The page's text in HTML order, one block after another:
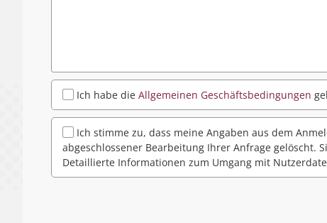
Ich habe die Allgemeinen Geschäftsbedingungen
Ich stimme zu, dass meine Angaben aus dem
abgeschlossener Bearbeitung Ihrer Anfrage gelöscht.
Detaillierte Informationen zum Umgang mit